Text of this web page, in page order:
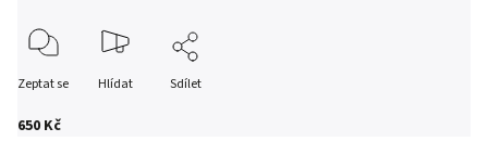
650 Kč
Zeptat se Hlídat Sdílet